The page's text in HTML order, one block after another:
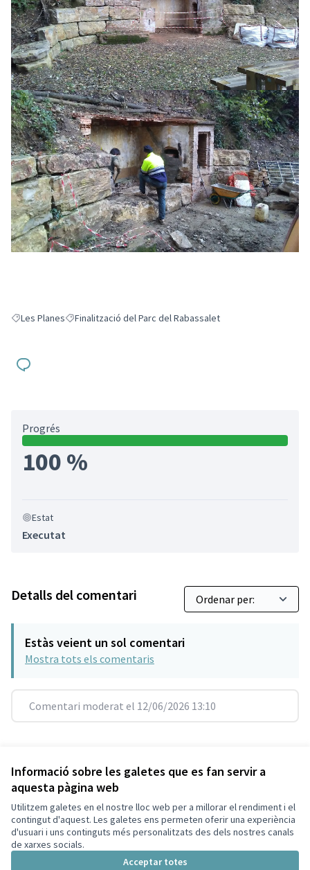
Informació sobre les galetes que es fan servir a
aquesta pàgina web
Utilitzem galetes en el nostre lloc web per a millorar el rendiment i el
contingut d'aquest. Les galetes ens permeten oferir una experiència
d'usuari i uns continguts més personalitzats des dels nostres canals
de xarxes socials.
Acceptar totes
Resultats en filtrar per: Les Planes
Les PlanesResultats en filtrar per: Finalització del Parc del Rabassalet
Finalització del Parc del Rabassalet
Progrés
100 %
Estat
Executat
Detalls del comentari
Estàs veient un sol comentari
Mostra tots els comentaris
Comentari moderat el 12/06/2026 13:10
Versió 7(de 7) veure altres versions
Termes i condicions d'ús
Configuració de les galetes
Decidim Sant Cugat a X
(Enllaç extern)
Decidim Sant Cugat a Facebook
Decidim Sant Cugat a Instagram
Decidim Sant Cugat a GitHub
(Enllaç extern)